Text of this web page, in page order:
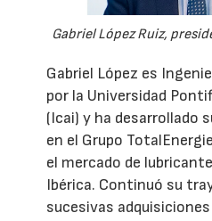
Gabriel López Ruiz,
Gabriel López es
por la Universidad
(Icai) y ha desarrollado
en el Grupo
el mercado de
Ibérica. Continuó su
sucesivas